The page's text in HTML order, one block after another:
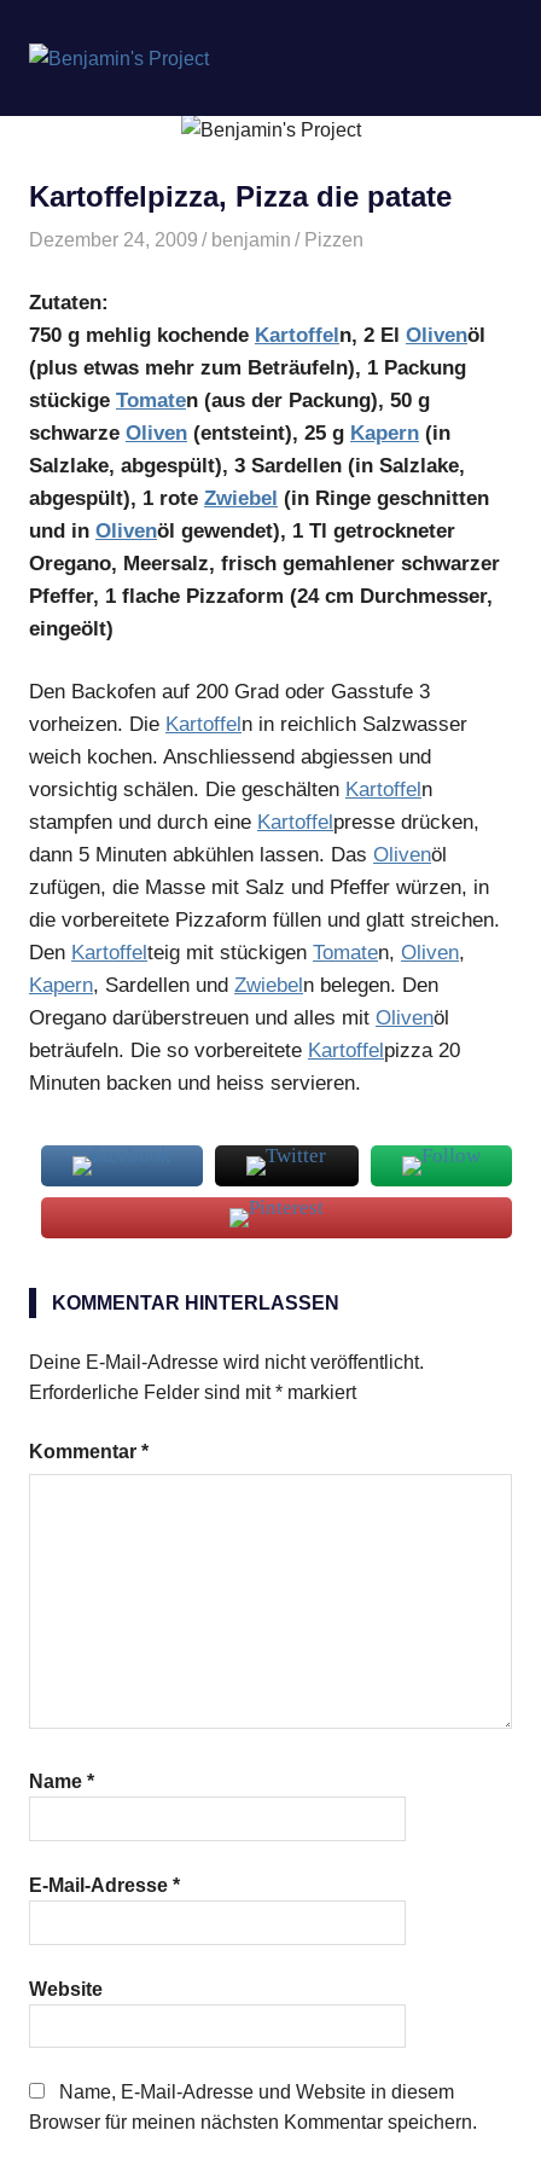
springen
Project
Kartoffelpizza, Pizza die patate
Dezember 24, 2009 benjamin Pizzen
Zutaten:
750 g mehlig kochende Kartoffeln, 2 El Olivenöl
(plus etwas mehr zum Beträufeln), 1 Packung
stückige Tomaten (aus der Packung), 50 g
schwarze Oliven (entsteint), 25 g Kapern (in
Salzlake, abgespült), 3 Sardellen (in Salzlake,
abgespült), 1 rote Zwiebel (in Ringe geschnitten
und in Olivenöl gewendet), 1 Tl getrockneter
Oregano, Meersalz, frisch gemahlener schwarzer
Pfeffer, 1 flache Pizzaform (24 cm Durchmesser,
eingeölt)
Den Backofen auf 200 Grad oder Gasstufe 3
vorheizen. Die Kartoffeln in reichlich Salzwasser
weich kochen. Anschliessend abgiessen und
vorsichtig schälen. Die geschälten Kartoffeln
stampfen und durch eine Kartoffelpresse drücken,
dann 5 Minuten abkühlen lassen. Das Olivenöl
zufügen, die Masse mit Salz und Pfeffer würzen, in
die vorbereitete Pizzaform füllen und glatt streichen.
Den Kartoffelteig mit stückigen Tomaten, Oliven,
Kapern, Sardellen und Zwiebeln belegen. Den
Oregano darüberstreuen und alles mit Olivenöl
beträufeln. Die so vorbereitete Kartoffelpizza 20
Minuten backen und heiss servieren.
KOMMENTAR HINTERLASSEN
Deine E-Mail-Adresse wird nicht veröffentlicht.
Erforderliche Felder sind mit* markiert
Kommentar *
Name *
E-Mail-Adresse *
Website
Name, E-Mail-Adresse und Website in diesem
Browser für meinen nächsten Kommentar speichern.